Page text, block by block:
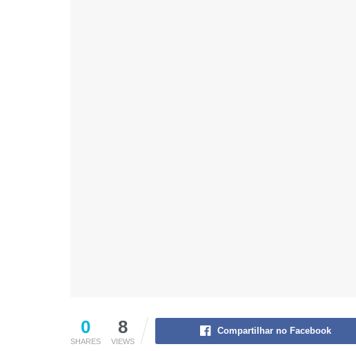
0
SHARES
8
VIEWS
Compartilhar no Facebook